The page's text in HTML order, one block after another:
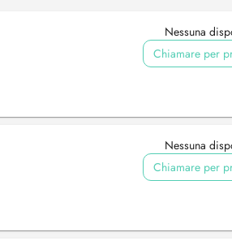
Nessuna
Chiamare per
Nessuna
Chiamare per